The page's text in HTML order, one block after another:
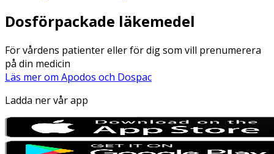
Dosförpackade läkemedel
För vårdens patienter eller för dig som vill prenumerera
på din medicin
Läs mer om Apodos och Dospac
Ladda ner vår app